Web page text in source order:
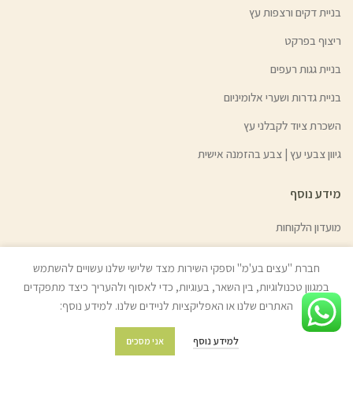
בניית דקים ורצפות עץ
ריצוף בפרקט
בניית גגות רעפים
בניית גדרות ושערי אלומיניום
השכרת ציוד לקבלני עץ
גיוון צבעי עץ | צבע בהזמנה אישית
מידע נוסף
מועדון הלקוחות
מדיניות החזרת מוצרים
שאלות ותשובות
חברת "עצים בע'מ" וספקי השירות מצד שלישי שלנו עשויים להשתמש
במגוון טכנולוגיות, בין השאר, בעוגיות, כדי לאסוף ולהעריך כיצד מתפקדים
האתרים שלנו או האפליקציות לניידים שלנו. למידע נוסף:
למידע נוסף אני מסכים